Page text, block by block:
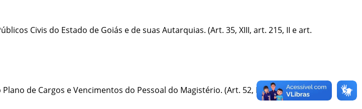
Civis do Estado de Goiás e de suas Autarquias. (Art. 35, XIII, art. 215, II e art.
de Cargos e Vencimentos do Pessoal do Magistério. (Art. 52, I, a ; II, a; III, a e